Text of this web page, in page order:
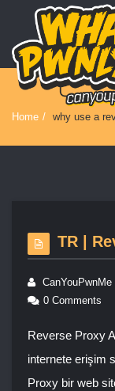
Home / why use a
TR |
CanYouPwnMe
0 Comments
Reverse Proxy
internete erişim
Proxy bir web